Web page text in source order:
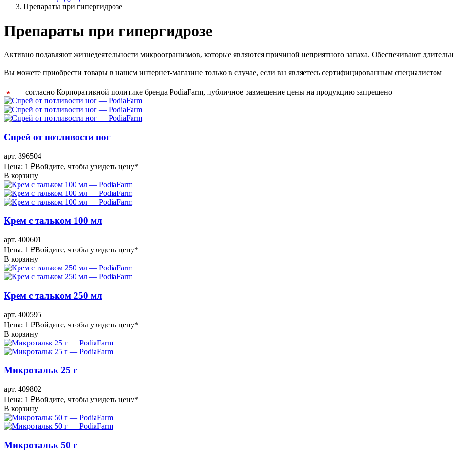
Препараты при гипергидрозе
Препараты при гипергидрозе
Активно подавляют жизнедеятельности микроогранизмов, которые являются причиной неприятного запаха. Обеспечивают
Вы можете приобрести товары в нашем интернет-магазине только в случае, если вы являетесь сертифицированным специалистом
— cогласно Корпоративной политике бренда PodiaFarm, публичное размещение цены на продукцию запрещено
Спрей от потливости ног
арт. 896504
Цена: 1 ₽Войдите, чтобы увидеть цену*
В корзину
Крем с тальком 100 мл
арт. 400601
Цена: 1 ₽Войдите, чтобы увидеть цену*
В корзину
Крем с тальком 250 мл
арт. 400595
Цена: 1 ₽Войдите, чтобы увидеть цену*
В корзину
Микротальк 25 г
арт. 409802
Цена: 1 ₽Войдите, чтобы увидеть цену*
В корзину
Микротальк 50 г